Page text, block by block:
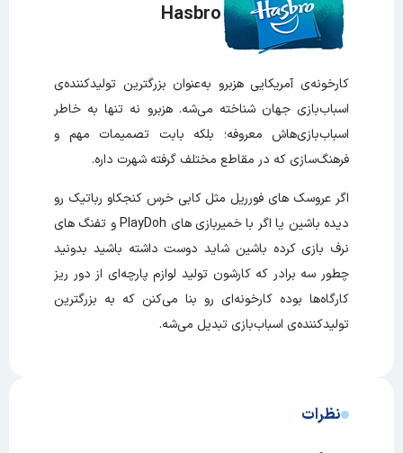
Hasbro
کارخونه‌ی آمریکایی هزبرو به‌عنوان بزرگترین تولیدکننده‌ی
اسباب‌بازی جهان شناخته می‌شه. هزبرو نه تنها به خاطر
اسباب‌بازی‌هاش معروفه؛ بلکه بابت تصمیمات مهم و
فرهنگ‌سازی که در مقاطع مختلف گرفته شهرت داره.
اگر عروسک های فورریل مثل کابی خرس کنجکاو رباتیک رو
دیده باشین یا اگر با خمیربازی های PlayDoh و تفنگ های
نرف بازی کرده باشین شاید دوست داشته باشید بدونید
چطور سه برادر که کارشون تولید لوازم پارچه‌ای از دور ریز
کارگاه‌‌ها بوده کارخونه‌ای رو بنا می‌کنن که به بزرگترین
تولیدکننده‌ی اسباب‌بازی تبدیل می‌شه.
نظرات